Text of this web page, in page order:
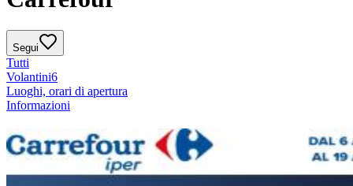
Segui
Tutti
Volantini6
Luoghi, orari di apertura
Informazioni